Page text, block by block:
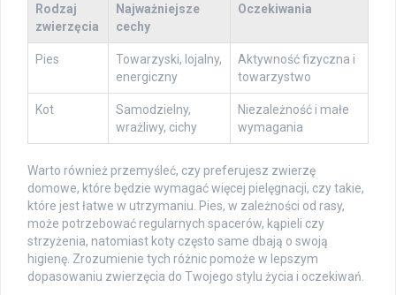
Rodzaj
zwierzęcia
Najważniejsze
cechy
Oczekiwania
Pies
Towarzyski, lojalny,
energiczny
Aktywność fizyczna i
towarzystwo
Kot
Samodzielny,
wrażliwy, cichy
Niezależność i małe
wymagania
Warto również przemyśleć, czy preferujesz zwierzę
domowe, które będzie wymagać więcej pielęgnacji, czy takie,
które jest łatwe w utrzymaniu. Pies, w zależności od rasy,
może potrzebować regularnych spacerów, kąpieli czy
strzyżenia, natomiast koty często same dbają o swoją
higienę. Zrozumienie tych różnic pomoże w lepszym
dopasowaniu zwierzęcia do Twojego stylu życia i oczekiwań.